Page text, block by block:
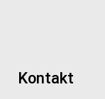
Kontakt